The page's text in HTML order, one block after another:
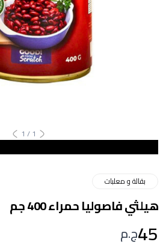
1
/
1
بقالة و معلبات
هيلثي فاصوليا حمراء 400 جم
45ج.م